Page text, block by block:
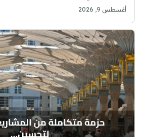
أغسطس 9, 2026